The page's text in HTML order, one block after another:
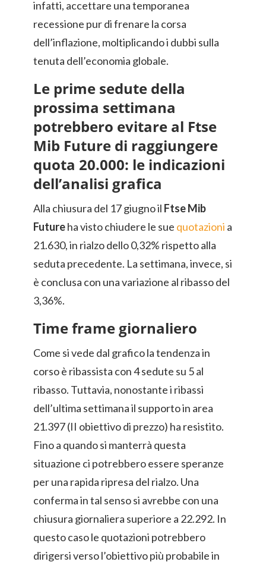
infatti, accettare una temporanea
recessione pur di frenare la corsa
dell’inflazione, moltiplicando i dubbi sulla
tenuta dell’economia globale.
Le prime sedute della
prossima settimana
potrebbero evitare al Ftse
Mib Future di raggiungere
quota 20.000: le indicazioni
dell’analisi grafica
Alla chiusura del 17 giugno il Ftse Mib
Futureha visto chiudere le sue quotazioni a
21.630, in rialzo dello 0,32% rispetto alla
seduta precedente. La settimana, invece, si
è conclusa con una variazione al ribasso del
3,36%.
Time frame giornaliero
Come si vede dal grafico la tendenza in
corso è ribassista con 4 sedute su 5 al
ribasso. Tuttavia, nonostante i ribassi
dell’ultima settimana il supporto in area
21.397 (II obiettivo di prezzo) ha resistito.
Fino a quando si manterrà questa
situazione ci potrebbero essere speranze
per una rapida ripresa del rialzo. Una
conferma in tal senso si avrebbe con una
chiusura giornaliera superiore a 22.292. In
questo caso le quotazioni potrebbero
dirigersi verso l’obiettivo più probabile in